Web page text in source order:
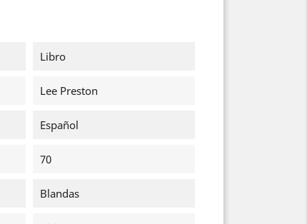
Libro
Lee Preston
Español
70
Blandas